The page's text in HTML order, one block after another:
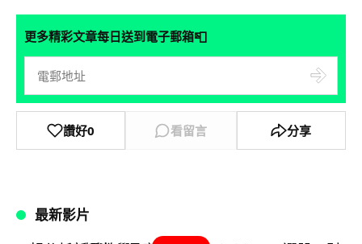
更多精彩文章每日送到電子郵箱📮
讚好0 看留言 分享
最新影片